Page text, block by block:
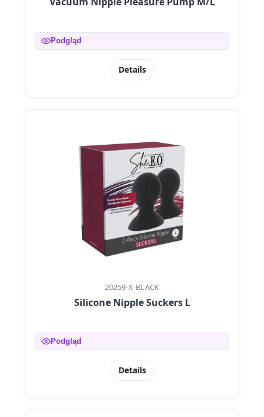
Podgląd
Details
20259-X-BLACK
Silicone Nipple Suckers L
Podgląd
Details